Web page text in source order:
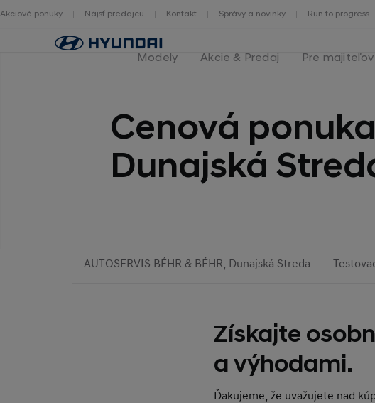
Akciové ponuky Nájsť predajcu Kontakt Správy a novinky Run to progress.
Hlavná
stránka
Modely Akcie & Predaj Pre majiteľov
Cenová ponuka
Dunajská
AUTOSERVIS BÉHR & BÉHR, Dunajská Streda
Získajte
a výhodami.
Ďakujeme, že uvažujete nad